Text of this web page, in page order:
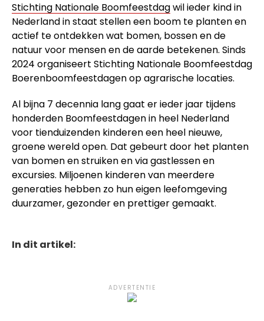
Stichting Nationale Boomfeestdagwil ieder kind in
Nederland in staat stellen een boom te planten en
actief te ontdekken wat bomen, bossen en de
natuur voor mensen en de aarde betekenen. Sinds
2024 organiseert Stichting Nationale Boomfeestdag
Boerenboomfeestdagen op agrarische locaties.
Al bijna 7 decennia lang gaat er ieder jaar tijdens
honderden Boomfeestdagen in heel Nederland
voor tienduizenden kinderen een heel nieuwe,
groene wereld open. Dat gebeurt door het planten
van bomen en struiken en via gastlessen en
excursies. Miljoenen kinderen van meerdere
generaties hebben zo hun eigen leefomgeving
duurzamer, gezonder en prettiger gemaakt.
In dit artikel:
ADVERTENTIE